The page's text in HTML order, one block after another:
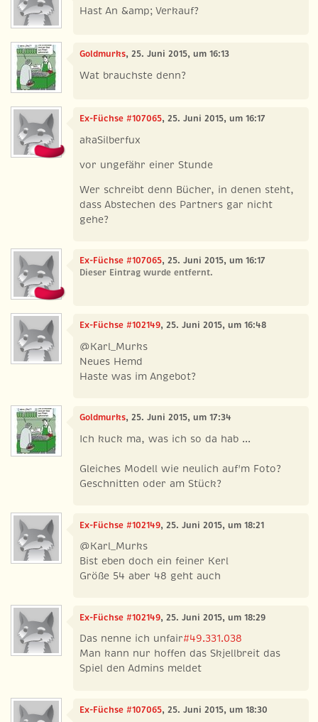
Hast An &amp; Verkauf?
Goldmurks, 25. Juni 2015, um 16:13
Wat brauchste denn?
Ex-Füchse #107065, 25. Juni 2015, um 16:17
akaSilberfux
vor ungefähr einer Stunde
Wer schreibt denn Bücher, in denen steht,
dass Abstechen des Partners gar nicht
gehe?
Ex-Füchse #107065, 25. Juni 2015, um 16:17
Dieser Eintrag wurde entfernt.
Ex-Füchse #102149, 25. Juni 2015, um 16:48
@Karl_Murks
Neues Hemd
Haste was im Angebot?
Goldmurks, 25. Juni 2015, um 17:34
Ich kuck ma, was ich so da hab ...
Gleiches Modell wie neulich auf'm Foto?
Geschnitten oder am Stück?
Ex-Füchse #102149, 25. Juni 2015, um 18:21
@Karl_Murks
Bist eben doch ein feiner Kerl
Größe 54 aber 48 geht auch
Ex-Füchse #102149, 25. Juni 2015, um 18:29
Das nenne ich unfair#49.331.038
Man kann nur hoffen das Skjellbreit das
Spiel den Admins meldet
Ex-Füchse #107065, 25. Juni 2015, um 18:30